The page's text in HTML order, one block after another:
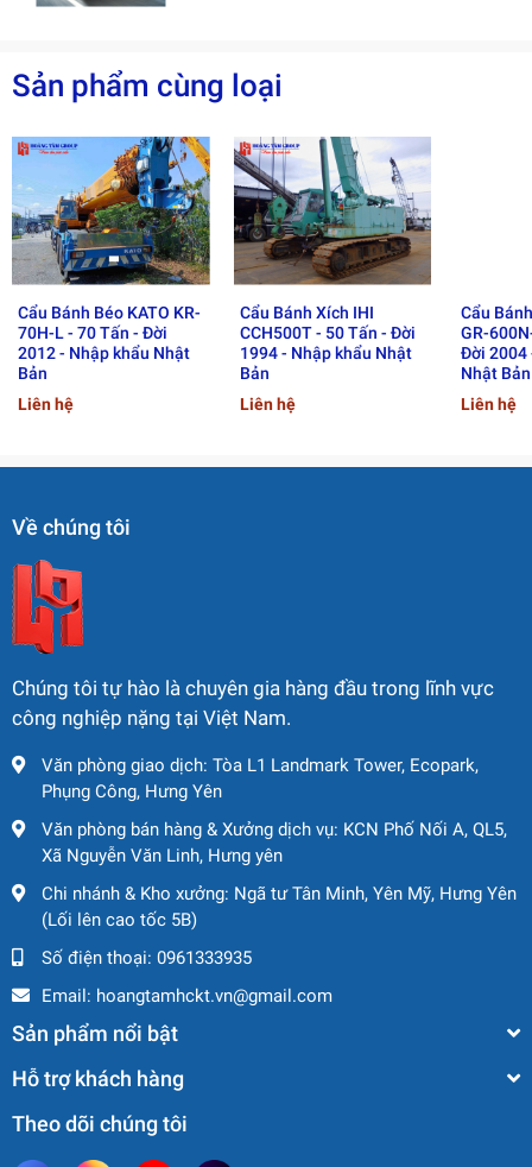
Sản phẩm cùng loại
Cẩu Bánh Béo KATO KR-
70H-L - 70 Tấn - Đời
2012 - Nhập khẩu Nhật
Bản
Liên hệ
Cẩu Bánh Xích IHI
CCH500T - 50 Tấn - Đời
1994 - Nhập khẩu Nhật
Bản
Liên hệ
Cẩu
GR-
Đời 2004
Nhật Bản
Liên hệ
Về chúng tôi
Chúng tôi tự hào là chuyên gia hàng đầu trong lĩnh vực
công nghiệp nặng tại Việt Nam.
Văn phòng giao dịch: Tòa L1 Landmark Tower, Ecopark,
Phụng Công, Hưng Yên
Văn phòng bán hàng & Xưởng dịch vụ: KCN Phố Nối A, QL5,
Xã Nguyễn Văn Linh, Hưng yên
Chi nhánh & Kho xưởng: Ngã tư Tân Minh, Yên Mỹ, Hưng Yên
(Lối lên cao tốc 5B)
Số điện thoại: 0961333935
Email: hoangtamhckt.vn@gmail.com
Sản phẩm nổi bật
Hỗ trợ khách hàng
Theo dõi chúng tôi